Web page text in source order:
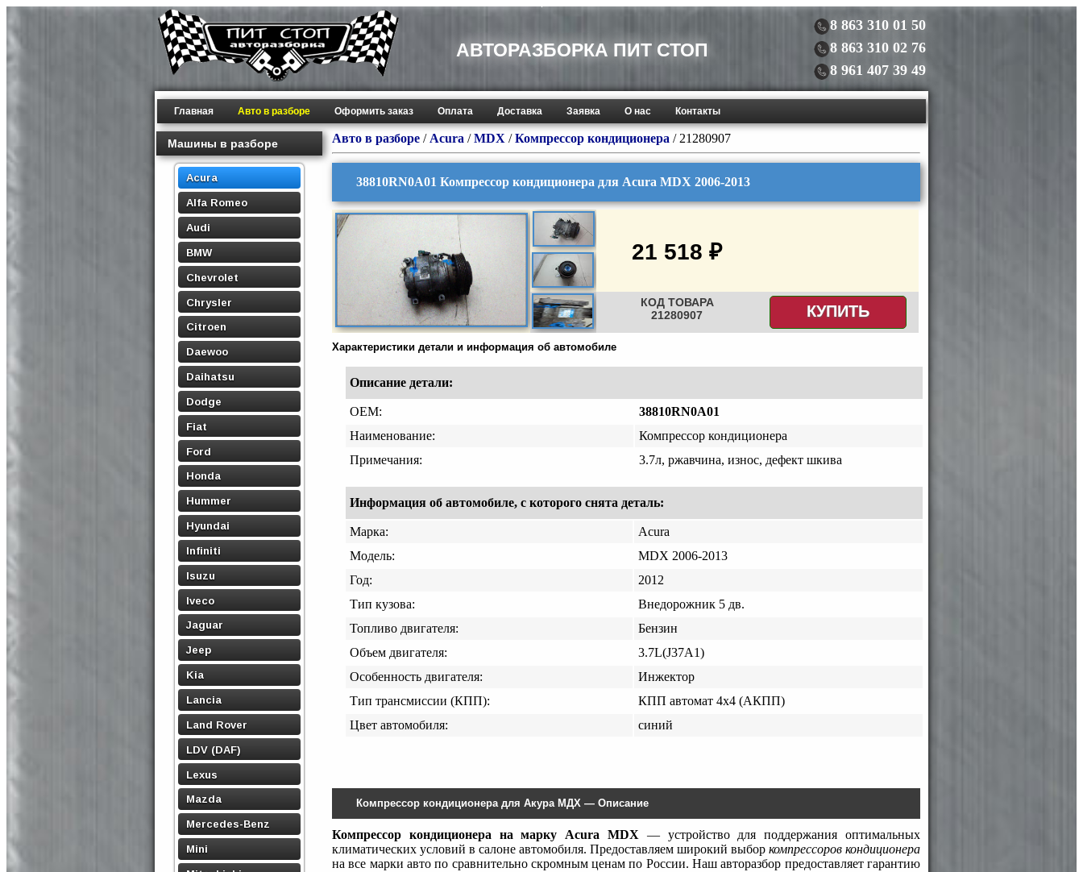
АВТОРАЗБОРКА ПИТ СТОП
8 863 310 01 50
8 863 310 02 76
8 961 407 39 49
Главная Авто в разборе Оформить заказ Оплата Доставка Заявка О нас Контакты
Машины в разборе
Acura
Alfa Romeo
Audi
BMW
Chevrolet
Chrysler
Citroen
Daewoo
Daihatsu
Dodge
Fiat
Ford
Honda
Hummer
Hyundai
Infiniti
Isuzu
Iveco
Jaguar
Jeep
Kia
Lancia
Land Rover
LDV (DAF)
Lexus
Mazda
Mercedes-Benz
Mini
Авто в разборе / Acura /MDX /Компрессор кондиционера / 21280907
38810RN0A01 Компрессор кондиционера для Acura MDX 2006-2013
21 518 ₽
КОД ТОВАРА
21280907
КУПИТЬ
Характеристики детали и информация об автомобиле
Описание детали:
OEM:
38810RN0A01
Наименование:
Компрессор кондиционера
Примечания:
3.7л, ржавчина, износ, дефект шкива
Информация об автомобиле, с которого снята деталь:
Марка:
Acura
Модель:
MDX 2006-2013
Год:
2012
Тип кузова:
Внедорожник 5 дв.
Топливо двигателя:
Бензин
Объем двигателя:
3.7L(J37A1)
Особенность двигателя:
Инжектор
Тип трансмиссии (КПП):
КПП автомат 4х4 (АКПП)
Цвет автомобиля:
синий
Компрессор кондиционера для Акура МДХ — Описание
Компрессор кондиционера на марку Acura MDX — устройство для поддержания оптимальных
климатических условий в салоне автомобиля. Предоставляем широкий выбор компрессоров кондиционера
на все марки авто по сравнительно скромным ценам по России. Наш авторазбор предоставляет гарантию